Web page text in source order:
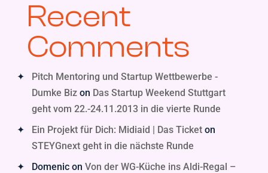
Recent
Comments
Pitch Mentoring und Startup Wettbewerbe -
Dumke Bizon Das Startup Weekend Stuttgart
geht vom 22.-24.11.2013 in die vierte Runde
Ein Projekt für Dich: Midiaid | Das Ticketon
STEYGnext geht in die nächste Runde
Domenicon Von der WG-Küche ins Aldi-Regal –